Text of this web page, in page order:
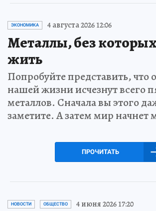
ЭКОНОМИКА 4 августа 2026 12:06
Металлы, без
жить
Попробуйте представить, что
нашей жизни исчезнут всего
металлов. Сначала вы этого
заметите. А затем мир начнет
ПРОЧИТАТЬ
НОВОСТИ ОБЩЕСТВО 4 июня 2026 17:20